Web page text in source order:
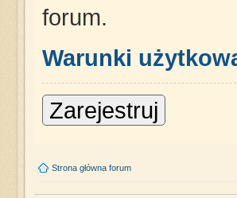
forum.
Warunki
Zarejestruj
Strona główna forum